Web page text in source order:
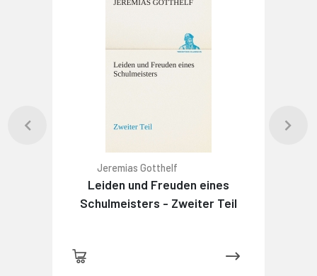
Jeremias Gotthelf
Leiden und Freuden eines
Schulmeisters - Zweiter Teil